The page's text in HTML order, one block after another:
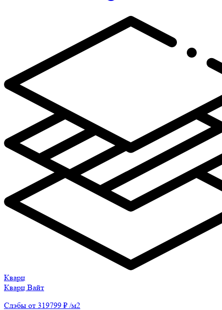
Кварц
Кварц Вайт
Слэбы от 319799 ₽ /м2